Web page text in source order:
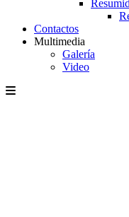
Contactos
Multimedia
Galería
Video